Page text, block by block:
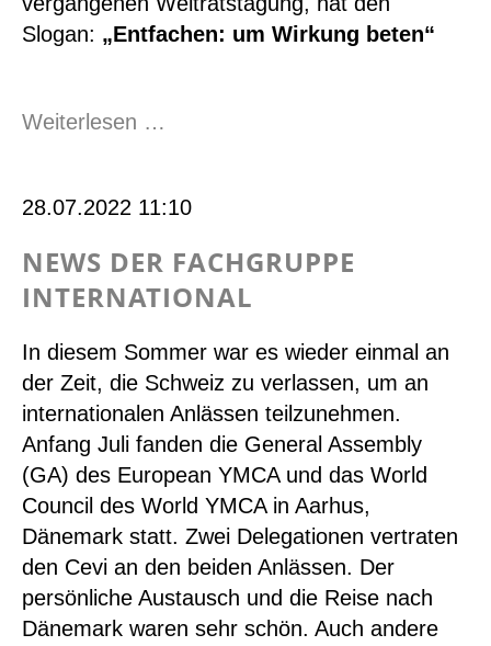
Slogan: „Entfachen: um Wirkung beten“
Weiterlesen …
2022
28.07.2022 11:10
NEWS DER FACHGRUPPE
INTERNATIONAL
In diesem Sommer war es wieder einmal an
der Zeit, die Schweiz zu verlassen, um an
internationalen Anlässen teilzunehmen.
Anfang Juli fanden die General Assembly
(GA) des European YMCA und das World
Council des World YMCA in Aarhus,
Dänemark statt. Zwei Delegationen vertraten
den Cevi an den beiden Anlässen. Der
persönliche Austausch und die Reise nach
Dänemark waren sehr schön. Auch andere